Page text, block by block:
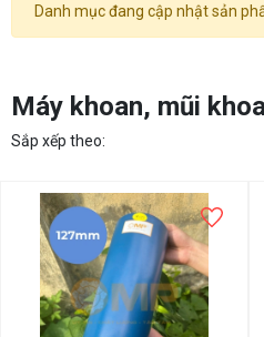
Danh mục đang cập nhật sản
Máy khoan, mũi
Sắp xếp theo: